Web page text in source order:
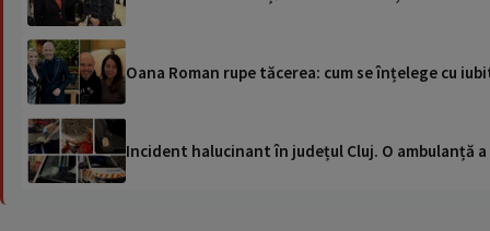
Oana Roman rupe tăcerea: cum se înțelege cu
Incident halucinant în județul Cluj. O ambulanță